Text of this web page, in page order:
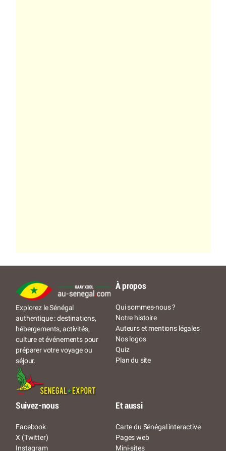
Explorez le Sénégal
authentique : destinations,
hébergements, activités,
culture et événements pour
préparer votre voyage ou
séjour.
À propos
Qui sommes-nous ?
Notre histoire
Auteurs et mentions légales
Nos logos
Quiz
Plan du site
Suivez-nous
Facebook
X (Twitter)
Instagram
Et aussi
Carte du Sénégal interactive
Pages web
Mini-sites